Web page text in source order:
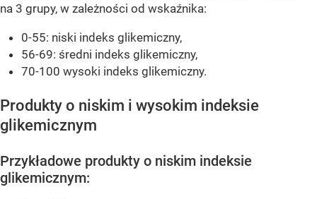
na 3 grupy, w zależności od wskaźnika:
0-55: niski indeks glikemiczny,
56-69: średni indeks glikemiczny,
70-100 wysoki indeks glikemiczny.
Produkty o niskim i wysokim indeksie
glikemicznym
Przykładowe produkty o niskim indeksie
glikemicznym: